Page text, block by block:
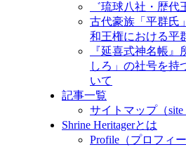
゛琉球八社・歴代
古代豪族「平群氏
和王権における平
『延喜式神名帳
しろ」の社号を持
いて
記事一覧
サイトマップ（site
Shrine Heritagerとは
Profile（プロフィ